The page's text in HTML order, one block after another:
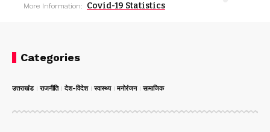
More Information: Covid-19 Statistics
Categories
उत्तराखंड राजनीति देश-विदेश स्वास्थ्य मनोरंजन सामाजिक